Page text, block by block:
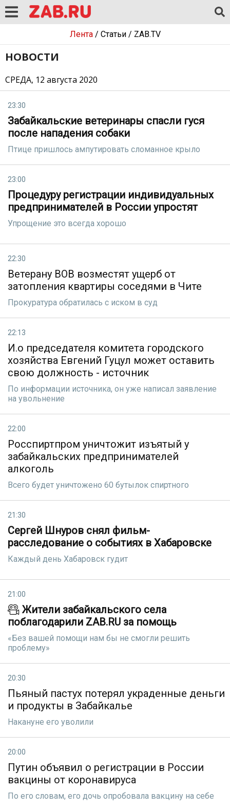
Лента/ Статьи/ ZAB.TV
НОВОСТИ
СРЕДА, 12 августа 2020
23:30
Забайкальские ветеринары спасли гуся
после нападения собаки
Птице пришлось ампутировать сломанное крыло
23:00
Процедуру регистрации индивидуальных
предпринимателей в России упростят
Упрощение это всегда хорошо
22:30
Ветерану ВОВ возместят ущерб от
затопления квартиры соседями в Чите
Прокуратура обратилась с иском в суд
22:13
И.о председателя комитета городского
хозяйства Евгений Гуцул может оставить
свою должность - источник
По информации источника, он уже написал заявление
на увольнение
22:00
Росспиртпром уничтожит изъятый у
забайкальских предпринимателей
алкоголь
Всего будет уничтожено 60 бутылок спиртного
21:30
Сергей Шнуров снял фильм-
расследование о событиях в Хабаровске
Каждый день Хабаровск гудит
21:00
Жители забайкальского села
поблагодарили ZAB.RU за помощь
«Без вашей помощи нам бы не смогли решить
проблему»
20:30
Пьяный пастух потерял украденные деньги
и продукты в Забайкалье
Накануне его уволили
20:00
Путин объявил о регистрации в России
вакцины от коронавируса
По его словам, его дочь опробовала вакцину на себе